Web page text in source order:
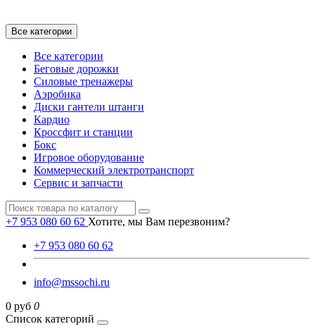
Все категории
Все категории
Беговые дорожки
Силовые тренажеры
Аэробика
Диски гантели штанги
Кардио
Кроссфит и станции
Бокс
Игровое оборудование
Коммерческий электротранспорт
Сервис и запчасти
+7 953 080 60 62 Хотите, мы Вам перезвоним?
+7 953 080 60 62
info@mssochi.ru
0 руб 0
Список категорий